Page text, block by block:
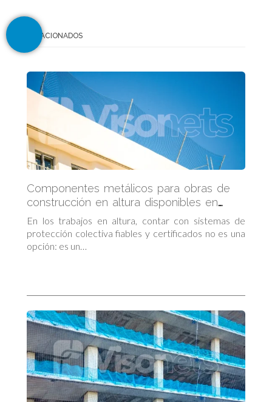
RELACIONADOS
Componentes metálicos para obras de
construcción en altura disponibles en
Visornets
En los trabajos en altura, contar con sistemas de
protección colectiva fiables y certificados no es una
opción: es un…